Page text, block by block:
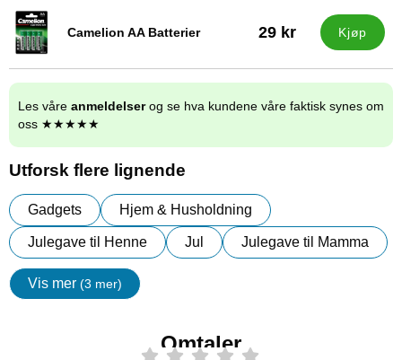
Camelion AA Batterier
Varenummer 34646 29 kr Kjøp
Les våre anmeldelserog se hva kundene våre faktisk synes om
oss ★★★★★
Utforsk flere lignende
Gadgets Hjem & Husholdning
Julegave til Henne Jul Julegave til Mamma
Vis mer (3 mer)
egenskaper
Omtaler